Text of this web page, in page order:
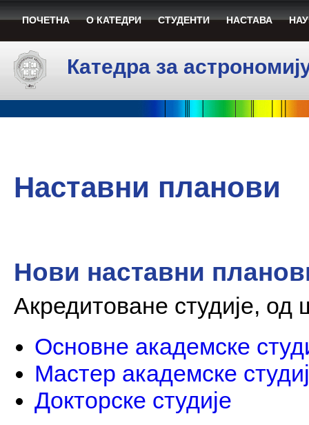
ПОЧЕТНА О КАТЕДРИ СТУДЕНТИ НАСТАВА
Катедра за
Наставни планови
Нови наставни
Акредитоване студије, од
Основне академске
Мастер академске
Докторске студије